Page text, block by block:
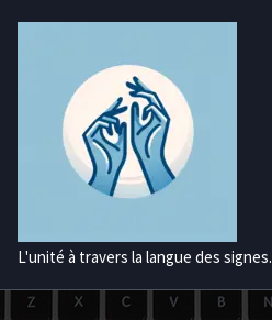
L'unité à travers la langue des signes.